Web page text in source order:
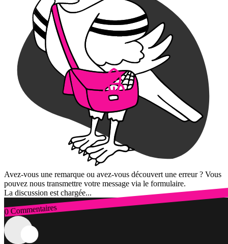
Avez-vous une remarque ou avez-vous découvert une erreur ? Vous
pouvez nous transmettre votre message via le formulaire.
La discussion est chargée...
0 Commentaires
Connexion